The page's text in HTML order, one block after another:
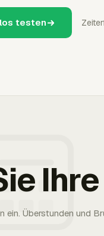
testen
ein. Überstunden und